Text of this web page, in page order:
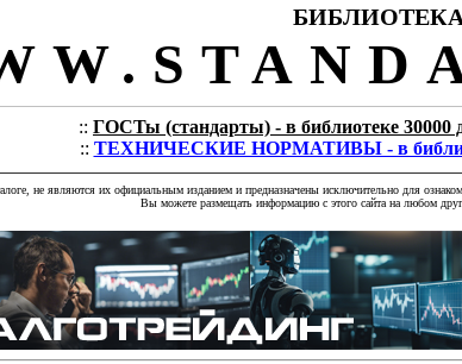
:: ГОСТы (стандарты) - в библиотеке 30000
:: ТЕХНИЧЕСКИЕ НОРМАТИВЫ - в
не являются их официальным изданием и предназначены исключительно для
Вы можете размещать информацию с этого сайта на любом